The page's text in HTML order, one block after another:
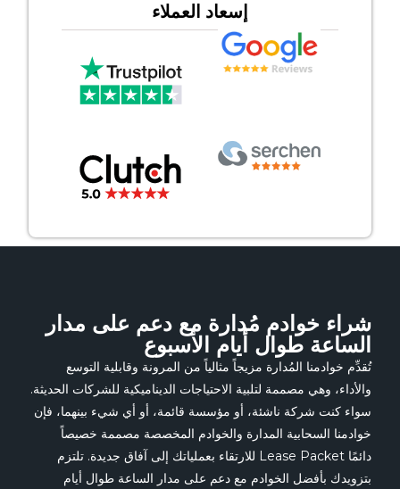
إسعاد العملاء
شراء خوادم مُدارة مع دعم على مدار
الساعة طوال أيام الأسبوع
تُقدِّم خوادمنا المُدارة مزيجاً مثالياً من المرونة وقابلية التوسع
والأداء، وهي مصممة لتلبية الاحتياجات الديناميكية للشركات الحديثة.
سواء كنت شركة ناشئة، أو مؤسسة قائمة، أو أي شيء بينهما، فإن
خوادمنا السحابية المدارة والخوادم المخصصة مصممة خصيصاً
للارتقاء بعملياتك إلى آفاق جديدة. تلتزم Lease Packet دائمًا
بتزويدك بأفضل الخوادم مع دعم على مدار الساعة طوال أيام